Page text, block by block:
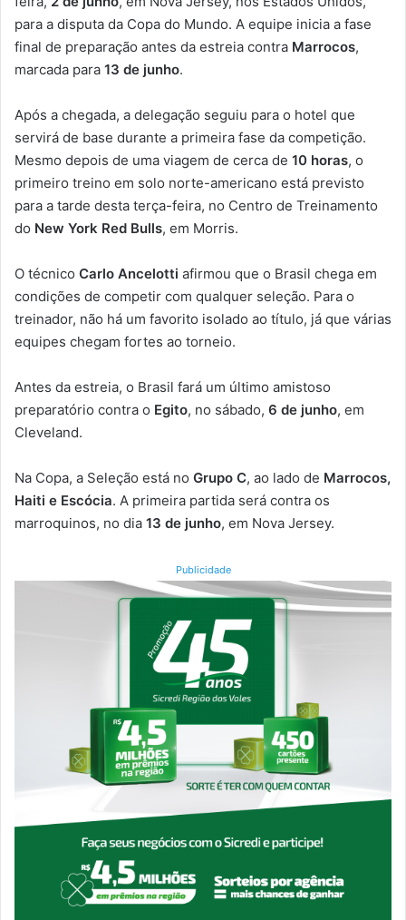
para a disputa da Copa do Mundo. A equipe inicia a fase
final de preparação antes da estreia contra Marrocos,
marcada para 13 de junho.
Após a chegada, a delegação seguiu para o hotel que
servirá de base durante a primeira fase da competição.
Mesmo depois de uma viagem de cerca de 10 horas, o
primeiro treino em solo norte-americano está previsto
para a tarde desta terça-feira, no Centro de Treinamento
do New York Red Bulls, em Morris.
O técnico Carlo Ancelotti afirmou que o Brasil chega em
condições de competir com qualquer seleção. Para o
treinador, não há um favorito isolado ao título, já que várias
equipes chegam fortes ao torneio.
Antes da estreia, o Brasil fará um último amistoso
preparatório contra o Egito, no sábado, 6 de junho, em
Cleveland.
Na Copa, a Seleção está no Grupo C, ao lado de Marrocos,
Haiti e Escócia. A primeira partida será contra os
marroquinos, no dia 13 de junho, em Nova Jersey.
Publicidade